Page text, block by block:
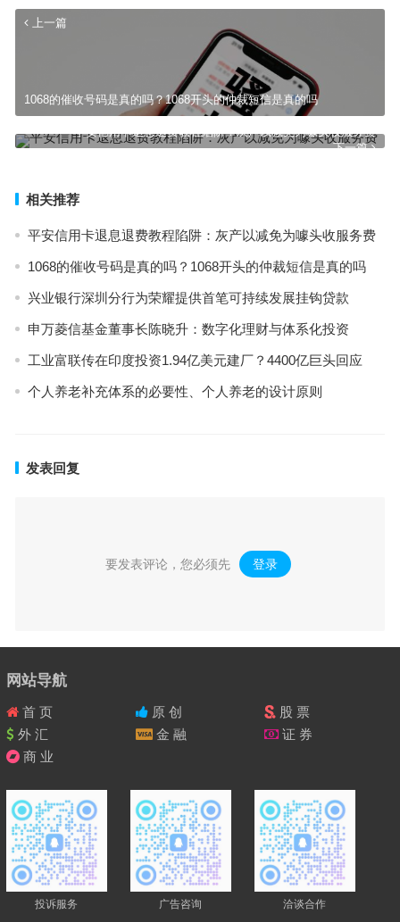
上一篇
1068的催收号码是真的吗？1068开头的仲裁短信是真的吗
下一篇
平安信用卡退息退费教程陷阱：灰产以减免为噱头收服务费
相关推荐
平安信用卡退息退费教程陷阱：灰产以减免为噱头收服务费
1068的催收号码是真的吗？1068开头的仲裁短信是真的吗
兴业银行深圳分行为荣耀提供首笔可持续发展挂钩贷款
申万菱信基金董事长陈晓升：数字化理财与体系化投资
工业富联传在印度投资1.94亿美元建厂？4400亿巨头回应
个人养老补充体系的必要性、个人养老的设计原则
发表回复
要发表评论，您必须先 登录 。
网站导航
首 页 原 创
股 票
外 汇
金 融
证 券
商 业
投诉服务 广告咨询 洽谈合作